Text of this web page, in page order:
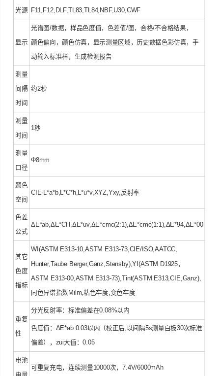
光源
F11,F12,DLF,TL83,TL84,NBF,U30,CWF
显示
光谱图/数据，样品色度值，色差值/图，合格/不合格结果，
颜色偏向，颜色仿真，显示测量区域，历史数据色彩仿真，手
动输入标准样，生成检测报告
测量
间隔
时间
约2秒
测量
时间
1秒
测量
口径
Φ8mm
颜色
空间
CIE-L*a*b,L*C*h,L*u*v,XYZ,Yxy,反射率
色差
公式
ΔE*ab,ΔE*CH,ΔE*uv,ΔE*cmc(2:1),ΔE*cmc(1:1),ΔE*94,ΔE*00
其它
色度
指标
WI(ASTM E313-10,ASTM E313-73,CIE/ISO,AATCC,
Hunter,Taube Berger,Ganz,Stensby),YI(ASTM D1925，
ASTM E313-00,ASTM E313-73),Tint(ASTM E313,CIE,Ganz),
同色异谱指数Milm,粘色牢度,变色牢度
重复
性
分光反射率：标准偏差在0.08%以内
色度值：ΔE*ab 0.03以内（校正后,以间隔5s测量白板30次标准
偏差），zui大值：0.05
电池
可重复充电，连续测量10000次，7.4V/6000mAh